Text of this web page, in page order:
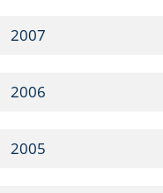
2007
2006
2005